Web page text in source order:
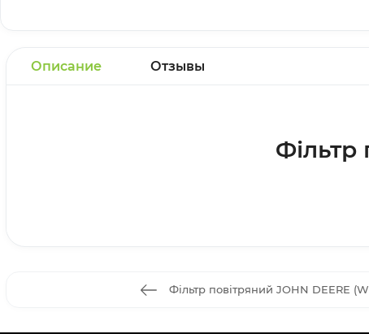
Описание Отзывы
Фільтр
Фільтр повітряний JOHN DEERE